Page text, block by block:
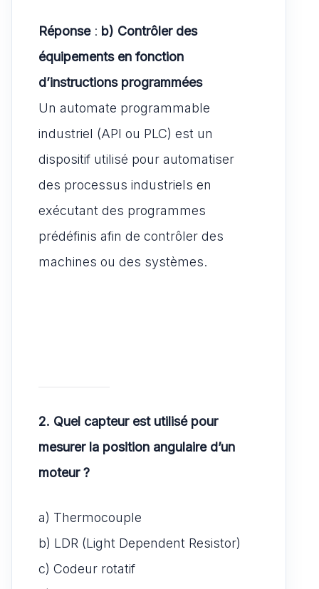
Réponse: b) Contrôler des
équipements en fonction
d’instructions programmées
Un automate programmable
industriel (API ou PLC) est un
dispositif utilisé pour automatiser
des processus industriels en
exécutant des programmes
prédéfinis afin de contrôler des
machines ou des systèmes.
2. Quel capteur est utilisé pour
mesurer la position angulaire d’un
moteur ?
a) Thermocouple
b) LDR (Light Dependent Resistor)
c) Codeur rotatif